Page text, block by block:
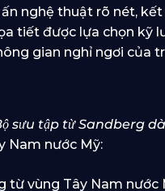
nghệ thuật rõ nét,
tiết được lựa chọn
gian nghỉ ngơi của
sưu tập từ Sandberg
Nam nước Mỹ:
từ vùng Tây Nam